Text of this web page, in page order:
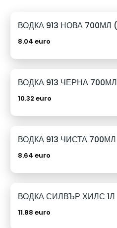
8.04 euro
ВОДКА 913 ЧЕРНА 700МЛ
10.32 euro
8.64 euro
ВОДКА СИЛВЪР ХИЛС 1Л
11.88 euro